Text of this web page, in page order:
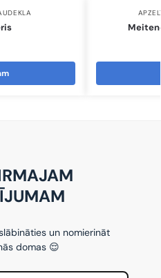
un nomierināt
domas 😌